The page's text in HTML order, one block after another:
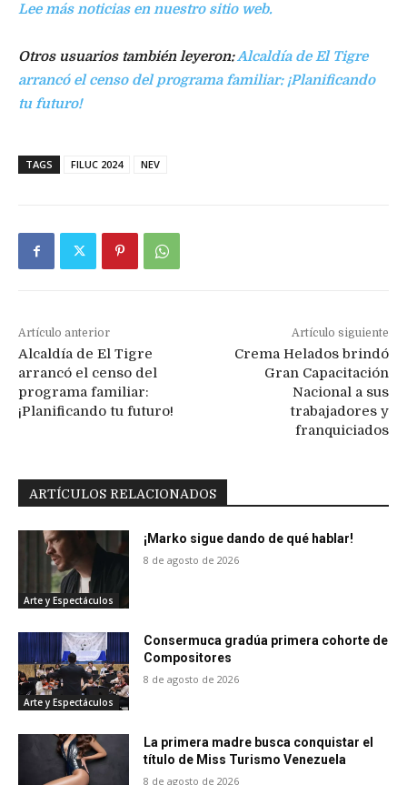
Lee más noticias en nuestro sitio web.
Otros usuarios también leyeron:Alcaldía de El Tigre
arrancó el censo del programa familiar: ¡Planificando
tu futuro!
TAGS FILUC 2024 NEV
Artículo anterior
Alcaldía de El Tigre
arrancó el censo del
programa familiar:
¡Planificando tu futuro!
Artículo siguiente
Crema Helados brindó
Gran Capacitación
Nacional a sus
trabajadores y
franquiciados
ARTÍCULOS RELACIONADOS
Arte y Espectáculos
¡Marko sigue dando de qué hablar!
8 de agosto de 2026
Arte y Espectáculos
Consermuca gradúa primera cohorte de
Compositores
8 de agosto de 2026
La primera madre busca conquistar el
título de Miss Turismo Venezuela
8 de agosto de 2026